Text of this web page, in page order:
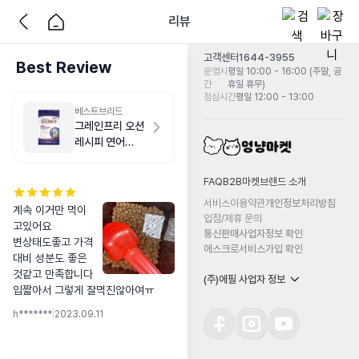
리뷰
Best Review
베스트브리드
그레인프리 오션
레시피 연어
계속 이거만 먹이
고있어요
변상태도좋고 가격
대비 성분도 좋은
것같고 만족합니다
입짧아서 그렇게 잘먹진않아여ㅠ
h******* 2023.09.11
고객센터1644-3955
운영시
간
평일 10:00 - 16:00 (주말, 공
휴일 휴무)
점심시간평일 12:00 - 13:00
FAQB2B마켓 브랜드 소개
서비스이용약관개인정보처리방침
입점/제휴 문의
통신판매사업자정보 확인
에스크로서비스가입 확인
(주)에필 사업자 정보